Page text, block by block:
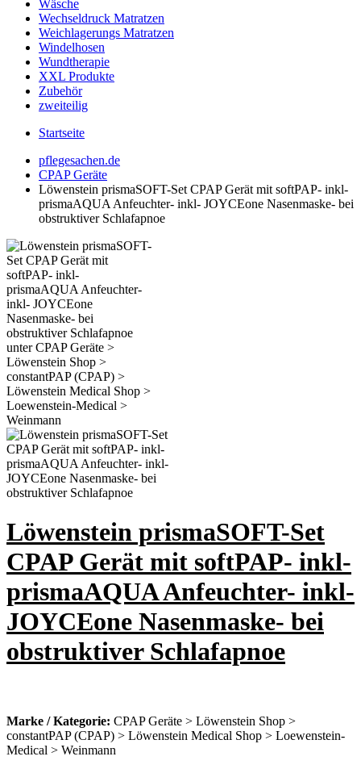
Wäsche
Wechseldruck Matratzen
Weichlagerungs Matratzen
Windelhosen
Wundtherapie
XXL Produkte
Zubehör
zweiteilig
Startseite
pflegesachen.de
CPAP Geräte
Löwenstein prismaSOFT-Set CPAP Gerät mit softPAP- inkl-
prismaAQUA Anfeuchter- inkl- JOYCEone Nasenmaske- bei
obstruktiver Schlafapnoe
Löwenstein prismaSOFT-Set
CPAP Gerät mit softPAP- inkl-
prismaAQUA Anfeuchter- inkl-
JOYCEone Nasenmaske- bei
obstruktiver Schlafapnoe
Marke / Kategorie: CPAP Geräte > Löwenstein Shop >
constantPAP (CPAP) > Löwenstein Medical Shop > Loewenstein-
Medical > Weinmann